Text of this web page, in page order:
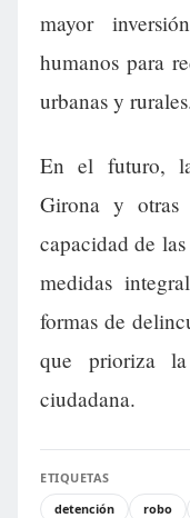
mayor
humanos para
urbanas y
En el futuro,
Girona y otras
capacidad de
medidas
formas de
que prioriza
ciudadana.
ETIQUETAS
detención
robo